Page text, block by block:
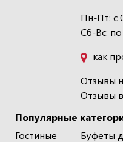
Популярные
Гостиные
Буфеты
Пн-Пт: с
Сб-Вс: по
как
Отзывы
Отзывы